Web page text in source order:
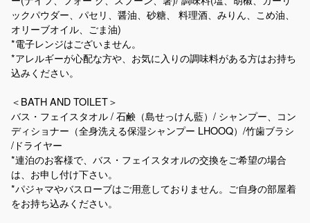
ックパウダー、パセリ、醤油、砂糖、 料理酒、みりん、こめ油、
オリーブオイル、ごま油)
*電子レンジはございません。
*アレルギーが心配な方や、お気に入りの調味料がある方はお持ち
込みください。
＜BATH AND TOILET＞
バス・フェイスタオル / 石鹸（島せっけん藍）/ シャンプー、コン
ディショナー（全身洗える保湿シャンプー LHOOQ）/竹歯ブラシ
/ドライヤー
*連泊のお客様で、バス・フェイスタオルの交換をご希望の場合
は、お申し付け下さい。
*パジャマやバスローブはご用意しておりません。ご自身の部屋着
をお持ち込みください。